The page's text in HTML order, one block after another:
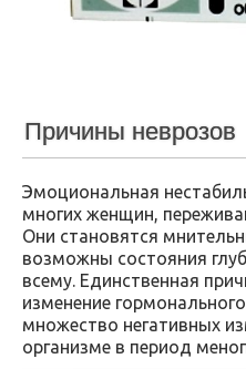
Причины неврозов
Эмоциональная
многих женщин,
Они становятся
возможны состояния
всему. Единственная
изменение
множество негативных
организме в период